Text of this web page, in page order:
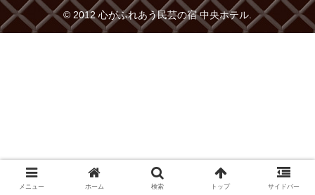
© 2012 心がふれあう民芸の宿 中央ホテル.
メニュー ホーム 検索 トップ サイドバー